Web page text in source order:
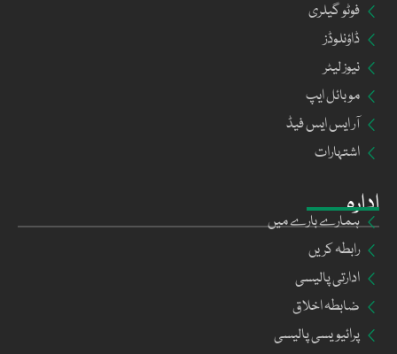
ادارہ
ہمارے بارے میں
رابطہ کریں
ادارتی پالیسی
ضابطہ اخلاق
پرائیویسی پالیسی
فوٹو گیلری
ڈاؤنلوڈز
نیوز لیٹر
موبائل ایپ
آر ایس ایس فیڈ
اشتہارات